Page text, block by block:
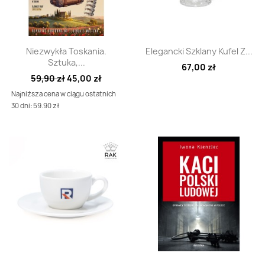
Szybki podgląd
Niezwykła Toskania.
Sztuka,...
59,90 zł45,00 zł
Najniższa cena w ciągu ostatnich
30 dni: 59.90 zł
Szybki podgląd
Elegancki Szklany Kufel Z...
67,00 zł